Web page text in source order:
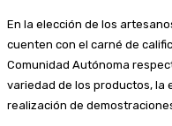
En la elección de los
cuenten con el carné de
Comunidad Autónoma
variedad de los productos, la
realización de